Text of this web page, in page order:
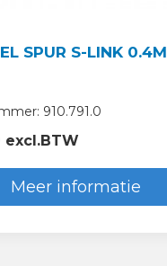
SPUR S-LINK 0.4M
910.791.0
excl.BTW
Meer informatie